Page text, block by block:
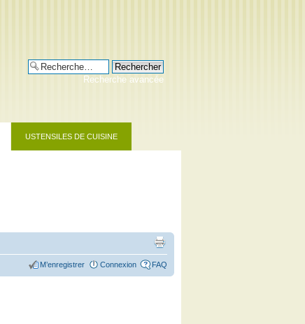
USTENSILES DE CUISINE
Recherche avancée
M’enregistrer Connexion FAQ